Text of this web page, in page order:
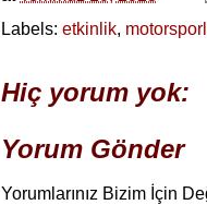
Labels: etkinlik,
Hiç yorum yok:
Yorum Gönder
Yorumlarınız Bizim İçin